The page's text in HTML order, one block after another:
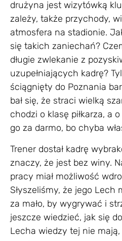
drużyna jest wizytówką
zależy, także przychody,
atmosfera na stadionie.
się takich zaniechań?
długie zwlekanie z
uzupełniających kadrę?
ściągnięty do Poznania
bał się, że straci wielką
chodzi o klasę piłkarza, a
go za darmo, bo chyba
Trener dostał kadrę
znaczy, że jest bez winy.
pracy miał możliwość
Słyszeliśmy, że jego Lech
za mało, by wygrywać i
jeszcze wiedzieć, jak się
Lecha wiedzy tej nie